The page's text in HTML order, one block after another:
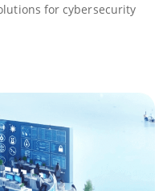
for cybersecurity